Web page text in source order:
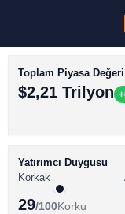
BİTCOİN HABERLERİ
ALTCOİN HABERLERİ
Toplam Piyasa Değeri
$2,21 Trilyon
Yatırımcı Duygusu
Korkak
29/100Korku